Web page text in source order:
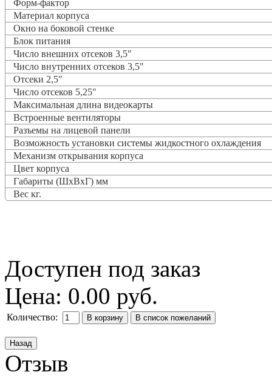
Форм-фактор
Материал корпуса
Окно на боковой стенке
Блок питания
Число внешних отсеков 3,5"
Число внутренних отсеков 3,5"
Отсеки 2,5"
Число отсеков 5,25"
Максимальная длина видеокарты
Встроенные вентиляторы
Разъемы на лицевой панели
Возможность установки системы жидкостного охлаждения
Механизм открывания корпуса
Цвет корпуса
Габариты (ШхВхГ) мм
Вес кг.
Доступен под заказ
Цена: 0.00 руб.
Количество:
Отзыв